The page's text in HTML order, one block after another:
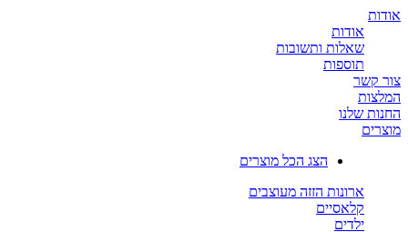
אודות
שאלות ותשובות
תוספות
קשר
שלנו
הצג הכל מוצרים
ארונות הזזה מעוצבים
קלאסיים